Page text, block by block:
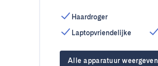
Haardroger
Laptopvriendelijke
Alle apparatuur weergeven